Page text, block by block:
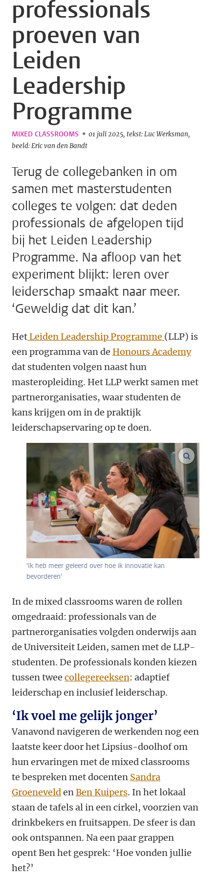
professionals
proeven van
Leiden
Leadership
Programme
MIXED CLASSROOMS 01 juli 2025 tekst: Luc Werksman
beeld: Eric van den Bandt
Terug de collegebanken in om
samen met masterstudenten
colleges te volgen: dat deden
professionals de afgelopen tijd
bij het Leiden Leadership
Programme. Na afloop van het
experiment blijkt: leren over
leiderschap smaakt naar meer.
‘Geweldig dat dit kan.’
HetLeiden Leadership Programme (LLP) is
een programma van de Honours Academy
dat studenten volgen naast hun
masteropleiding. Het LLP werkt samen met
partnerorganisaties, waar studenten de
kans krijgen om in de praktijk
leiderschapservaring op te doen.
'Ik heb meer geleerd over hoe ik innovatie kan
bevorderen'
In de mixed classrooms waren de rollen
omgedraaid: professionals van de
partnerorganisaties volgden onderwijs aan
de Universiteit Leiden, samen met de LLP-
studenten. De professionals konden kiezen
tussen twee collegereeksen: adaptief
leiderschap eninclusief leiderschap.
‘Ik voel me gelijk jonger’
Vanavond navigeren de werkenden nog een
laatste keer door het Lipsius-doolhof om
hun ervaringen met de mixed classrooms
te bespreken met docenten Sandra
GroeneveldenBen Kuipers. In het lokaal
staan de tafels al in een cirkel, voorzien van
drinkbekers en fruitsappen. De sfeer is dan
ook ontspannen. Na een paar grappen
opent Ben het gesprek: ‘Hoe vonden jullie
het?’